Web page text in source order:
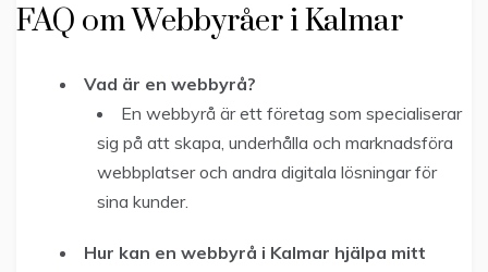
FAQ om Webbyråer i Kalmar
Vad är en webbyrå?
En webbyrå är ett företag som specialiserar
sig på att skapa, underhålla och marknadsföra
webbplatser och andra digitala lösningar för
sina kunder.
Hur kan en webbyrå i Kalmar hjälpa mitt